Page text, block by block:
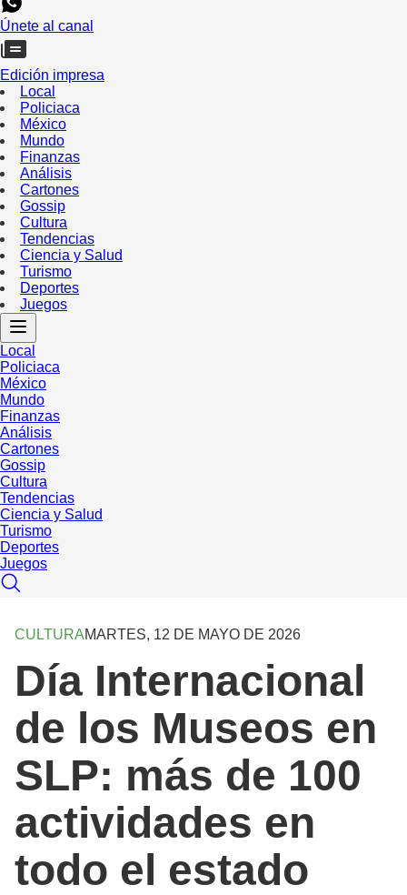
Únete al canal
Edición impresa
Local
Policiaca
México
Mundo
Finanzas
Análisis
Cartones
Gossip
Cultura
Tendencias
Ciencia y Salud
Turismo
Deportes
Juegos
Local
Policiaca
México
Mundo
Finanzas
Análisis
Cartones
Gossip
Cultura
Tendencias
Ciencia y Salud
Turismo
Deportes
Juegos
CULTURAMARTES, 12 DE MAYO DE 2026
Día Internacional
de los Museos en
SLP: más de 100
actividades en
todo el estado